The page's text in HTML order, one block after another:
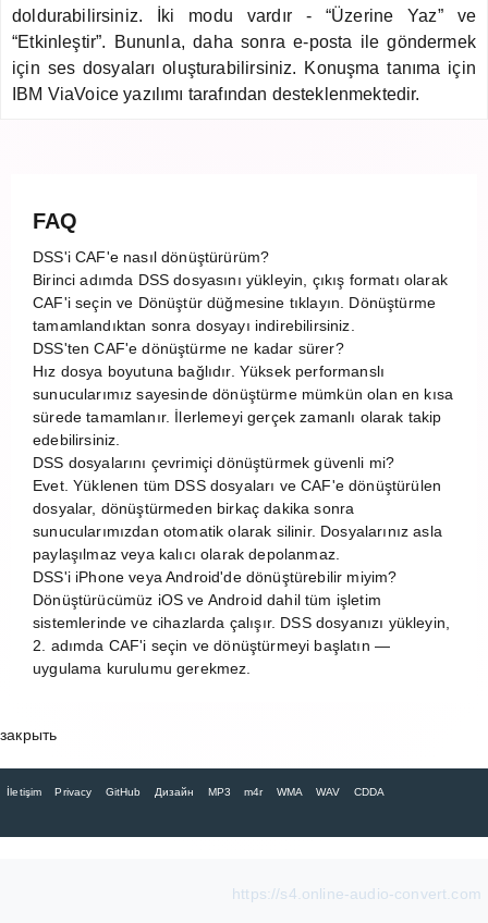
doldurabilirsiniz. İki modu vardır - “Üzerine Yaz” ve
“Etkinleştir”. Bununla, daha sonra e-posta ile göndermek
için ses dosyaları oluşturabilirsiniz. Konuşma tanıma için
IBM ViaVoice yazılımı tarafından desteklenmektedir.
FAQ
DSS'i CAF'e nasıl dönüştürürüm?
Birinci adımda DSS dosyasını yükleyin, çıkış formatı olarak
CAF'i seçin ve Dönüştür düğmesine tıklayın. Dönüştürme
tamamlandıktan sonra dosyayı indirebilirsiniz.
DSS'ten CAF'e dönüştürme ne kadar sürer?
Hız dosya boyutuna bağlıdır. Yüksek performanslı
sunucularımız sayesinde dönüştürme mümkün olan en kısa
sürede tamamlanır. İlerlemeyi gerçek zamanlı olarak takip
edebilirsiniz.
DSS dosyalarını çevrimiçi dönüştürmek güvenli mi?
Evet. Yüklenen tüm DSS dosyaları ve CAF'e dönüştürülen
dosyalar, dönüştürmeden birkaç dakika sonra
sunucularımızdan otomatik olarak silinir. Dosyalarınız asla
paylaşılmaz veya kalıcı olarak depolanmaz.
DSS'i iPhone veya Android'de dönüştürebilir miyim?
Dönüştürücümüz iOS ve Android dahil tüm işletim
sistemlerinde ve cihazlarda çalışır. DSS dosyanızı yükleyin,
2. adımda CAF'i seçin ve dönüştürmeyi başlatın —
uygulama kurulumu gerekmez.
закрыть
İletişim Privacy GitHub Дизайн MP3 m4r WMA WAV CDDA
https://s4.online-audio-convert.com